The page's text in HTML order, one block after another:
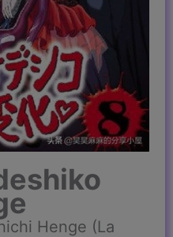
Henge (La